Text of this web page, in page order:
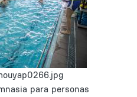
para personas